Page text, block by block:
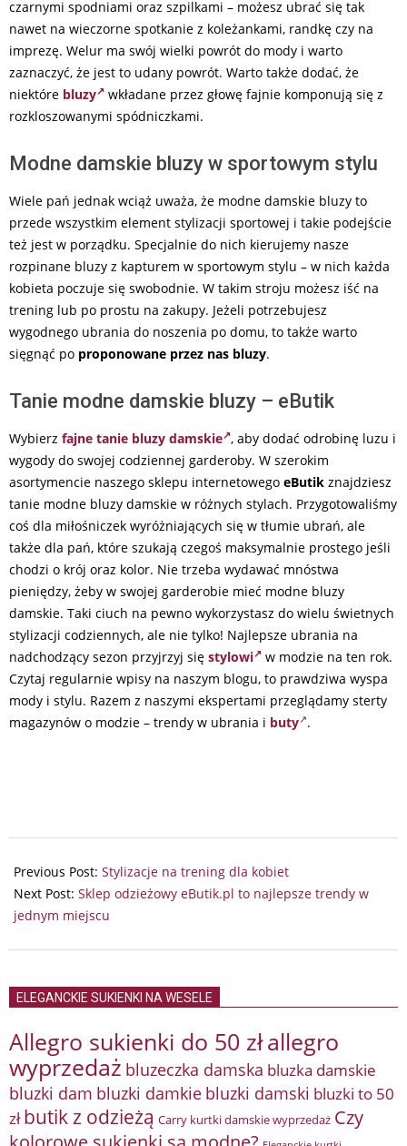
czarnymi spodniami oraz szpilkami – możesz ubrać się tak
nawet na wieczorne spotkanie z koleżankami, randkę czy na
imprezę. Welur ma swój wielki powrót do mody i warto
zaznaczyć, że jest to udany powrót. Warto także dodać, że
niektóre bluzy
wkładane przez głowę fajnie komponują się z
rozkloszowanymi spódniczkami.
Modne damskie bluzy w sportowym stylu
Wiele pań jednak wciąż uważa, że modne damskie bluzy to
przede wszystkim element stylizacji sportowej i takie podejście
też jest w porządku. Specjalnie do nich kierujemy nasze
rozpinane bluzy z kapturem w sportowym stylu – w nich każda
kobieta poczuje się swobodnie. W takim stroju możesz iść na
trening lub po prostu na zakupy. Jeżeli potrzebujesz
wygodnego ubrania do noszenia po domu, to także warto
sięgnąć po proponowane przez nas bluzy.
Tanie modne damskie bluzy – eButik
Wybierz fajne tanie bluzy damskie , aby dodać odrobinę luzu i
wygody do swojej codziennej garderoby. W szerokim
asortymencie naszego sklepu internetowego eButik znajdziesz
tanie modne bluzy damskie w różnych stylach. Przygotowaliśmy
coś dla miłośniczek wyróżniających się w tłumie ubrań, ale
także dla pań, które szukają czegoś maksymalnie prostego jeśli
chodzi o krój oraz kolor. Nie trzeba wydawać mnóstwa
pieniędzy, żeby w swojej garderobie mieć modne bluzy
damskie. Taki ciuch na pewno wykorzystasz do wielu świetnych
stylizacji codziennych, ale nie tylko! Najlepsze ubrania na
nadchodzący sezon przyjrzyj się stylowi
w modzie na ten rok.
Czytaj regularnie wpisy na naszym blogu, to prawdziwa wyspa
mody i stylu. Razem z naszymi ekspertami przeglądamy sterty
magazynów o modzie – trendy w ubrania i buty .
12-
01
Previous Post: Stylizacje na trening dla kobiet
Next Post: Sklep odzieżowy eButik.pl to najlepsze trendy w
jednym miejscu
ELEGANCKIE SUKIENKI NA WESELE
Allegro sukienki do 50 złallegro
wyprzedaż bluzeczka damska bluzka damskie
bluzki dam bluzki damkie bluzki damski bluzki to 50
zł butik z odzieżą Carry kurtki damskie wyprzedaż Czy